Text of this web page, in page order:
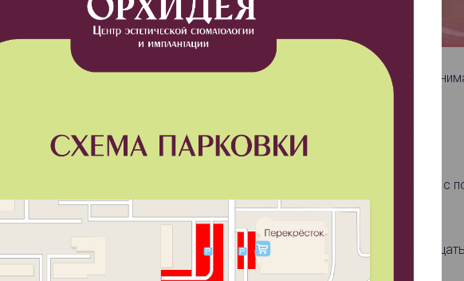
тренд на заботу о себе и своем здоровье, поэтому очень актуально
– стильно и модно, и это вполне себе молодёжное решение!
есть лигатурные брекеты, которые крепятся к ортодонтической дуге
резиночек или металлических проволочек.
резиночки можно менять самим, но также необходимо чаще
и коррекции.